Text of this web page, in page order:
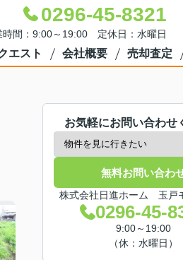
0296-45-8321
時間：9:00～19:00 定休日：水曜日
エスト 会社概要 売却査定
お気軽にお問い合わせ
無料お問い合わ
株式会社日進ホーム 玉戸
0296-45-
9:00～19:00
（休：水曜日）